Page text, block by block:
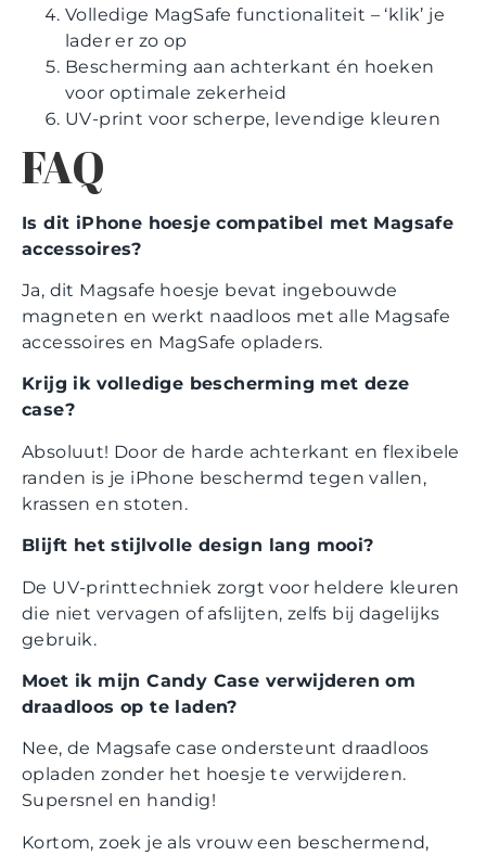
Volledige MagSafe functionaliteit – ‘klik’ je
lader er zo op
Bescherming aan achterkant én hoeken
voor optimale zekerheid
UV-print voor scherpe, levendige kleuren
FAQ
Is dit iPhone hoesje compatibel met Magsafe
accessoires?
Ja, dit Magsafe hoesje bevat ingebouwde
magneten en werkt naadloos met alle Magsafe
accessoires en MagSafe opladers.
Krijg ik volledige bescherming met deze
case?
Absoluut! Door de harde achterkant en flexibele
randen is je iPhone beschermd tegen vallen,
krassen en stoten.
Blijft het stijlvolle design lang mooi?
De UV-printtechniek zorgt voor heldere kleuren
die niet vervagen of afslijten, zelfs bij dagelijks
gebruik.
Moet ik mijn Candy Case verwijderen om
draadloos op te laden?
Nee, de Magsafe case ondersteunt draadloos
opladen zonder het hoesje te verwijderen.
Supersnel en handig!
Kortom, zoek je als vrouw een beschermend,